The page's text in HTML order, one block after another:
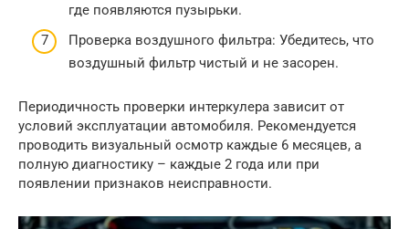
где появляются пузырьки.
Проверка воздушного фильтра: Убедитесь, что
воздушный фильтр чистый и не засорен.
Периодичность проверки интеркулера зависит от
условий эксплуатации автомобиля. Рекомендуется
проводить визуальный осмотр каждые 6 месяцев, а
полную диагностику – каждые 2 года или при
появлении признаков неисправности.